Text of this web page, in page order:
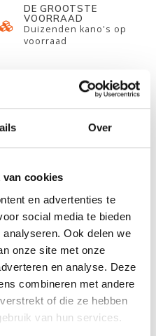
Over
van cookies
en advertenties te
social media te bieden
Ook delen we
onze site met onze
en analyse. Deze
combineren met andere
of die ze hebben
van hun services.
DE GROOTSTE
VOORRAAD
Duizenden kano's op
voorraad
MOGELIJKHEID
Bij onze showroom
locatie
zijn speciaal ontworpen voor
is 31 cm en heeft
als paar en inclusief 2